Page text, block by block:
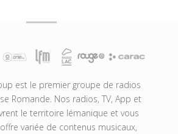
est le premier groupe de radios
Romande. Nos radios, TV, App et
le territoire lémanique et vous
variée de contenus musicaux,